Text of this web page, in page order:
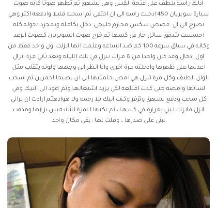
ادلك راسه بلطف على فتحة الكس وهي تشهق ثم تظهر صوتا كانه صوت
سيارة سوبربان 450 ادخلت راسه الى ان اختفى ثم اسحبه قليلا وادفعه اكثر وهي
تصرخ الى ان قصص سكس محارم خليجى دخل بكامله وبمجرد دخوله كله
احسست بتدفق سائل حار في كسها ثم خرج صوت السوبربان كصوت الرعد
وكانه في سباق سرعه 100 كم ضد الساعه وعلمت انها انزلت اول واحد فقط من
اول ادخال وقد كان واحدا من 8 مرات تنزل في تلك الليله وبعد ثاني مره انزال
اعدتها على ظهرها وادخلته مرة اخرى وانا انظر الى وجهها ولونه يتقلب مثل
الوان الطيف وكل مرة تنزل هي امص حلمتيها الى ان يصبحا احمرين ثم اسحب
لسانها وامصه حتى كدت اقتلعه لكي يزيد اشتعالها وثم اعود الى النيك وفي
كل سحب ودفع تشهق وتزفر وكنت انيك بلا رحمه ولا هوادهثم ارادت ان تراني
انزل فانزلت لبني بغزارة في كسها ، ثم نكتها للمرة الثانية بين بزازها وقذفت
لبنى على صدرها ، وقلت لها : بقى مكان واحد